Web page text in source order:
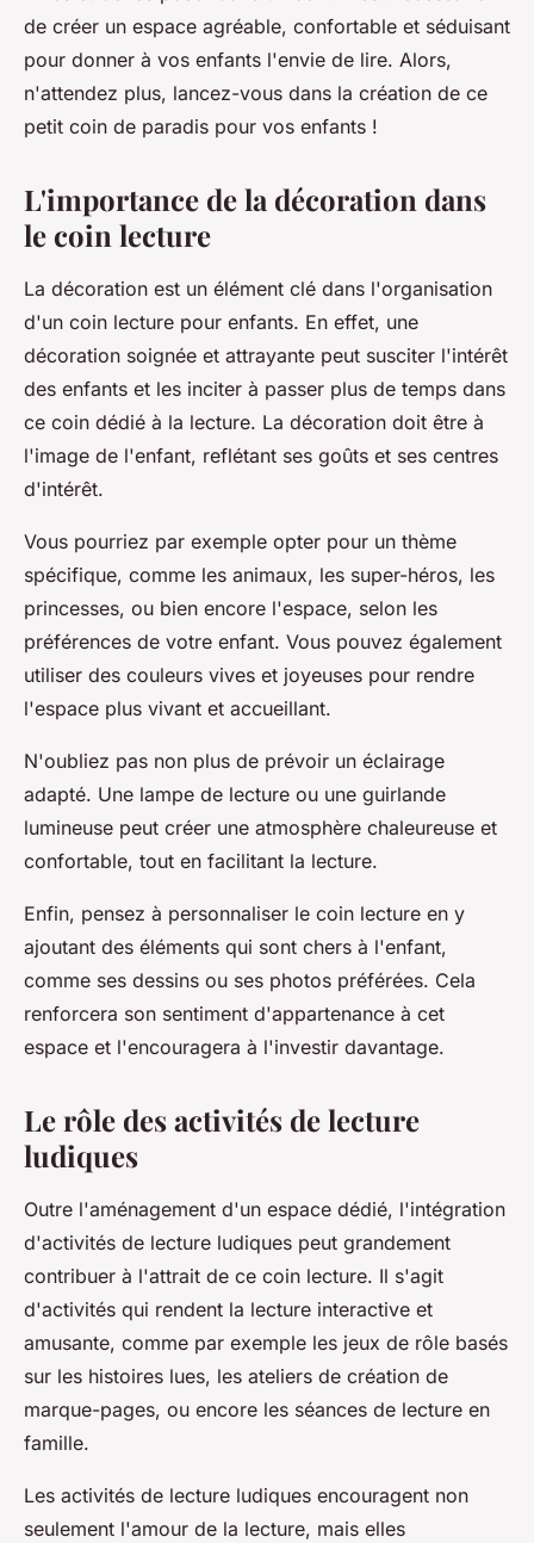
de créer un espace agréable, confortable et séduisant
pour donner à vos enfants l'envie de lire. Alors,
n'attendez plus, lancez-vous dans la création de ce
petit coin de paradis pour vos enfants !
L'importance de la décoration dans
le coin lecture
La décoration est un élément clé dans l'organisation
d'un coin lecture pour enfants. En effet, une
décoration soignée et attrayante peut susciter l'intérêt
des enfants et les inciter à passer plus de temps dans
ce coin dédié à la lecture. La décoration doit être à
l'image de l'enfant, reflétant ses goûts et ses centres
d'intérêt.
Vous pourriez par exemple opter pour un thème
spécifique, comme les animaux, les super-héros, les
princesses, ou bien encore l'espace, selon les
préférences de votre enfant. Vous pouvez également
utiliser des couleurs vives et joyeuses pour rendre
l'espace plus vivant et accueillant.
N'oubliez pas non plus de prévoir un éclairage
adapté. Une lampe de lecture ou une guirlande
lumineuse peut créer une atmosphère chaleureuse et
confortable, tout en facilitant la lecture.
Enfin, pensez à personnaliser le coin lecture en y
ajoutant des éléments qui sont chers à l'enfant,
comme ses dessins ou ses photos préférées. Cela
renforcera son sentiment d'appartenance à cet
espace et l'encouragera à l'investir davantage.
Le rôle des activités de lecture
ludiques
Outre l'aménagement d'un espace dédié, l'intégration
d'activités de lecture ludiques peut grandement
contribuer à l'attrait de ce coin lecture. Il s'agit
d'activités qui rendent la lecture interactive et
amusante, comme par exemple les jeux de rôle basés
sur les histoires lues, les ateliers de création de
marque-pages, ou encore les séances de lecture en
famille.
Les activités de lecture ludiques encouragent non
seulement l'amour de la lecture, mais elles